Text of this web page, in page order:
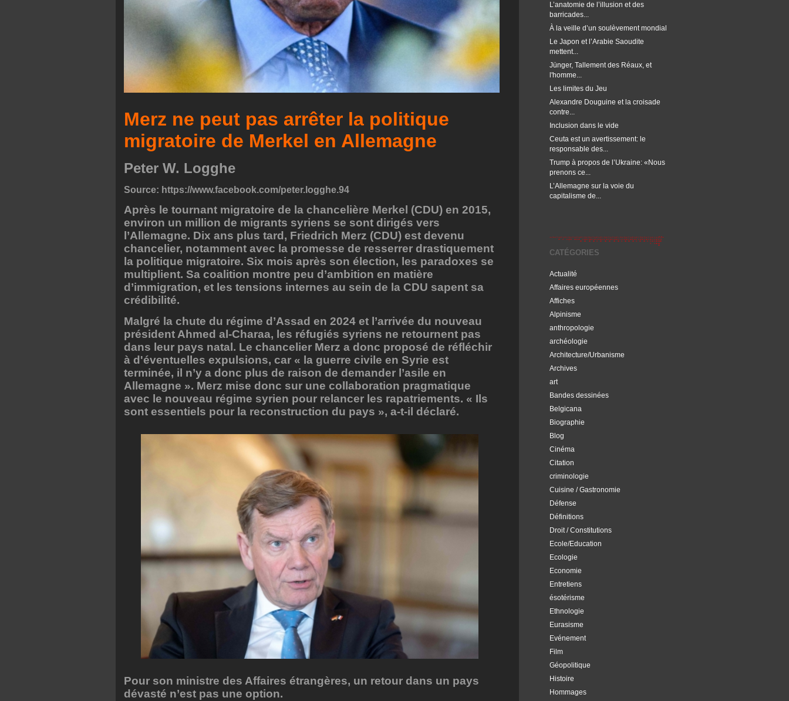
L’anatomie de l’illusion et des
barricades...
À la veille d’un soulèvement mondial
Le Japon et l’Arabie Saoudite
mettent...
Jünger, Tallement des Réaux, et
l'homme...
Les limites du Jeu
Alexandre Douguine et la croisade
contre...
Inclusion dans le vide
Ceuta est un avertissement: le
responsable des...
Trump à propos de l’Ukraine: «Nous
prenons ce...
L’Allemagne sur la voie du
capitalisme de...
CATÉGORIES
Actualité
Affaires européennes
Affiches
Alpinisme
anthropologie
archéologie
Architecture/Urbanisme
Archives
art
Bandes dessinées
Belgicana
Biographie
Blog
Cinéma
Citation
criminologie
Cuisine / Gastronomie
Défense
Définitions
Droit / Constitutions
Ecole/Education
Ecologie
Economie
Entretiens
ésotérisme
Ethnologie
Eurasisme
Evénement
Film
Géopolitique
Histoire
Hommages
Merz ne peut pas arrêter la politique
migratoire de Merkel en Allemagne
Peter W. Logghe
Source: https://www.facebook.com/peter.logghe.94
Après le tournant migratoire de la chancelière Merkel (CDU) en 2015,
environ un million de migrants syriens se sont dirigés vers
l’Allemagne. Dix ans plus tard, Friedrich Merz (CDU) est devenu
chancelier, notamment avec la promesse de resserrer drastiquement
la politique migratoire. Six mois après son élection, les paradoxes se
multiplient. Sa coalition montre peu d’ambition en matière
d’immigration, et les tensions internes au sein de la CDU sapent sa
crédibilité.
Malgré la chute du régime d’Assad en 2024 et l’arrivée du nouveau
président Ahmed al-Charaa, les réfugiés syriens ne retournent pas
dans leur pays natal. Le chancelier Merz a donc proposé de réfléchir
à d'éventuelles expulsions, car « la guerre civile en Syrie est
terminée, il n’y a donc plus de raison de demander l’asile en
Allemagne ». Merz mise donc sur une collaboration pragmatique
avec le nouveau régime syrien pour relancer les rapatriements. « Ils
sont essentiels pour la reconstruction du pays », a-t-il déclaré.
Pour son ministre des Affaires étrangères, un retour dans un pays
dévasté n’est pas une option.